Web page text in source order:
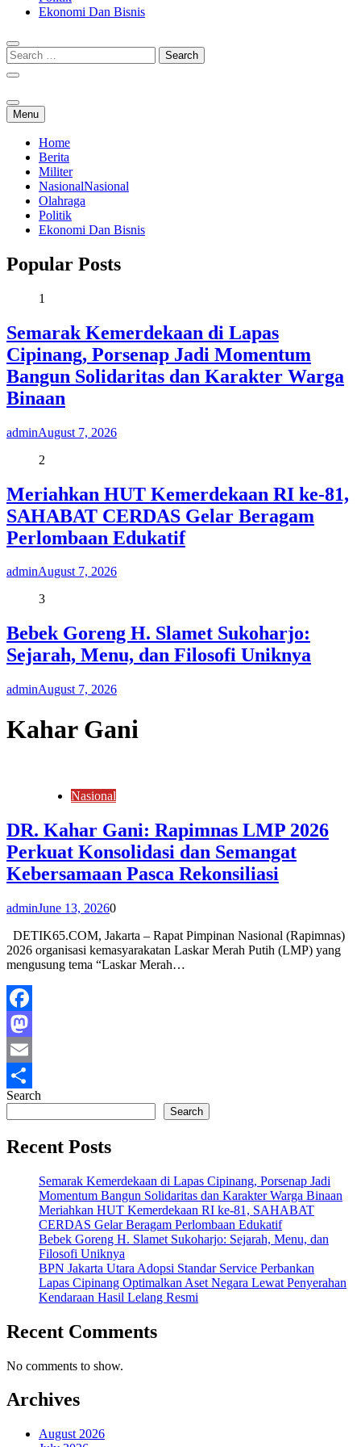
Ekonomi Dan Bisnis
Menu
Home
Berita
Militer
NasionalNasional
Olahraga
Politik
Ekonomi Dan Bisnis
Popular Posts
1
Semarak Kemerdekaan di Lapas
Cipinang, Porsenap Jadi Momentum
Bangun Solidaritas dan Karakter Warga
Binaan
adminAugust 7, 2026
2
Meriahkan HUT Kemerdekaan RI ke-81,
SAHABAT CERDAS Gelar Beragam
Perlombaan Edukatif
adminAugust 7, 2026
3
Bebek Goreng H. Slamet Sukoharjo:
Sejarah, Menu, dan Filosofi Uniknya
adminAugust 7, 2026
Kahar Gani
Nasional
DR. Kahar Gani: Rapimnas LMP 2026
Perkuat Konsolidasi dan Semangat
Kebersamaan Pasca Rekonsiliasi
adminJune 13, 20260
DETIK65.COM, Jakarta – Rapat Pimpinan Nasional (Rapimnas)
2026 organisasi kemasyarakatan Laskar Merah Putih (LMP) yang
mengusung tema “Laskar Merah…
Facebook
Mastodon
Email
Share
Search
Search
Recent Posts
Semarak Kemerdekaan di Lapas Cipinang, Porsenap Jadi
Momentum Bangun Solidaritas dan Karakter Warga Binaan
Meriahkan HUT Kemerdekaan RI ke-81, SAHABAT
CERDAS Gelar Beragam Perlombaan Edukatif
Bebek Goreng H. Slamet Sukoharjo: Sejarah, Menu, dan
Filosofi Uniknya
BPN Jakarta Utara Adopsi Standar Service Perbankan
Lapas Cipinang Optimalkan Aset Negara Lewat Penyerahan
Kendaraan Hasil Lelang Resmi
Recent Comments
No comments to show.
Archives
August 2026